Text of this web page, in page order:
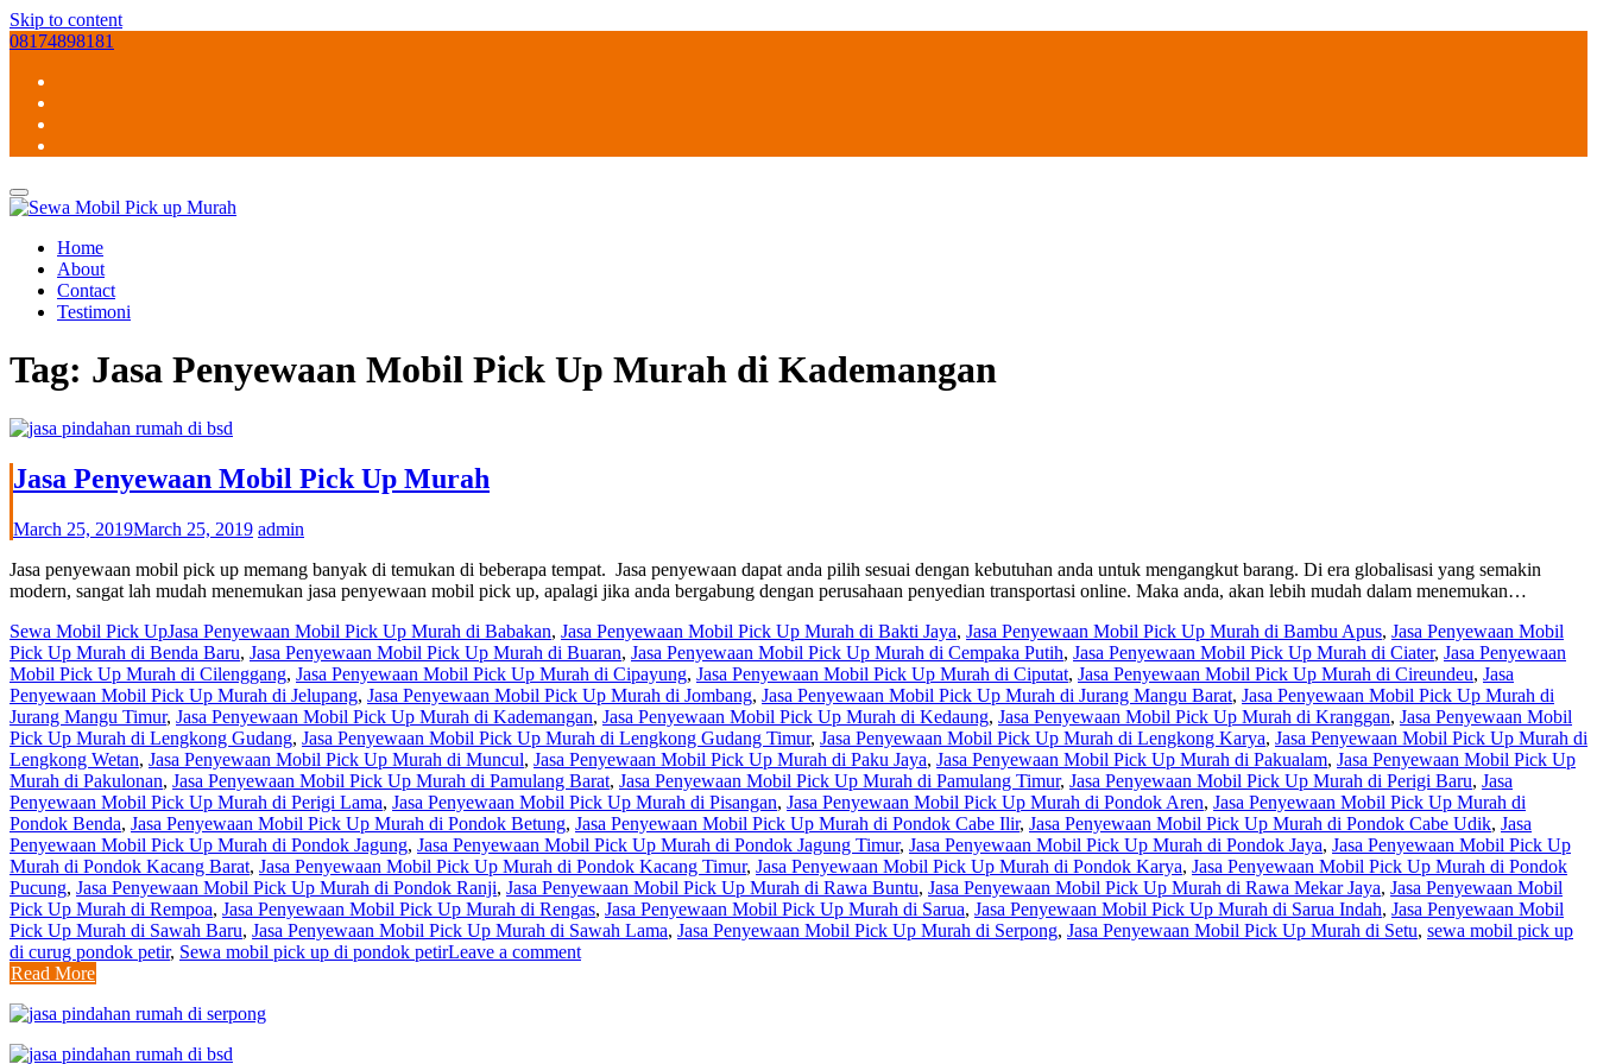
Skip to content
08174898181
Home
About
Contact
Testimoni
Tag: Jasa Penyewaan Mobil Pick Up Murah di Kademangan
Jasa Penyewaan Mobil Pick Up Murah
March 25, 2019March 25, 2019 admin
Jasa penyewaan mobil pick up memang banyak di temukan di beberapa tempat. Jasa penyewaan dapat anda pilih sesuai dengan kebutuhan anda untuk mengangkut barang. Di era globalisasi yang semakin
modern, sangat lah mudah menemukan jasa penyewaan mobil pick up, apalagi jika anda bergabung dengan perusahaan penyedian transportasi online. Maka anda, akan lebih mudah dalam menemukan…
Sewa Mobil Pick UpJasa Penyewaan Mobil Pick Up Murah di Babakan, Jasa Penyewaan Mobil Pick Up Murah di Bakti Jaya, Jasa Penyewaan Mobil Pick Up Murah di Bambu Apus, Jasa Penyewaan Mobil
Pick Up Murah di Benda Baru, Jasa Penyewaan Mobil Pick Up Murah di Buaran, Jasa Penyewaan Mobil Pick Up Murah di Cempaka Putih, Jasa Penyewaan Mobil Pick Up Murah di Ciater, Jasa Penyewaan
Mobil Pick Up Murah di Cilenggang, Jasa Penyewaan Mobil Pick Up Murah di Cipayung, Jasa Penyewaan Mobil Pick Up Murah di Ciputat, Jasa Penyewaan Mobil Pick Up Murah di Cireundeu, Jasa
Penyewaan Mobil Pick Up Murah di Jelupang, Jasa Penyewaan Mobil Pick Up Murah di Jombang, Jasa Penyewaan Mobil Pick Up Murah di Jurang Mangu Barat, Jasa Penyewaan Mobil Pick Up Murah di
Jurang Mangu Timur, Jasa Penyewaan Mobil Pick Up Murah di Kademangan, Jasa Penyewaan Mobil Pick Up Murah di Kedaung, Jasa Penyewaan Mobil Pick Up Murah di Kranggan, Jasa Penyewaan Mobil
Pick Up Murah di Lengkong Gudang, Jasa Penyewaan Mobil Pick Up Murah di Lengkong Gudang Timur, Jasa Penyewaan Mobil Pick Up Murah di Lengkong Karya, Jasa Penyewaan Mobil Pick Up Murah di
Lengkong Wetan, Jasa Penyewaan Mobil Pick Up Murah di Muncul, Jasa Penyewaan Mobil Pick Up Murah di Paku Jaya, Jasa Penyewaan Mobil Pick Up Murah di Pakualam, Jasa Penyewaan Mobil Pick Up
Murah di Pakulonan, Jasa Penyewaan Mobil Pick Up Murah di Pamulang Barat, Jasa Penyewaan Mobil Pick Up Murah di Pamulang Timur, Jasa Penyewaan Mobil Pick Up Murah di Perigi Baru, Jasa
Penyewaan Mobil Pick Up Murah di Perigi Lama, Jasa Penyewaan Mobil Pick Up Murah di Pisangan, Jasa Penyewaan Mobil Pick Up Murah di Pondok Aren, Jasa Penyewaan Mobil Pick Up Murah di
Pondok Benda, Jasa Penyewaan Mobil Pick Up Murah di Pondok Betung, Jasa Penyewaan Mobil Pick Up Murah di Pondok Cabe Ilir, Jasa Penyewaan Mobil Pick Up Murah di Pondok Cabe Udik, Jasa
Penyewaan Mobil Pick Up Murah di Pondok Jagung, Jasa Penyewaan Mobil Pick Up Murah di Pondok Jagung Timur, Jasa Penyewaan Mobil Pick Up Murah di Pondok Jaya, Jasa Penyewaan Mobil Pick Up
Murah di Pondok Kacang Barat, Jasa Penyewaan Mobil Pick Up Murah di Pondok Kacang Timur, Jasa Penyewaan Mobil Pick Up Murah di Pondok Karya, Jasa Penyewaan Mobil Pick Up Murah di Pondok
Pucung, Jasa Penyewaan Mobil Pick Up Murah di Pondok Ranji, Jasa Penyewaan Mobil Pick Up Murah di Rawa Buntu, Jasa Penyewaan Mobil Pick Up Murah di Rawa Mekar Jaya, Jasa Penyewaan Mobil
Pick Up Murah di Rempoa, Jasa Penyewaan Mobil Pick Up Murah di Rengas, Jasa Penyewaan Mobil Pick Up Murah di Sarua, Jasa Penyewaan Mobil Pick Up Murah di Sarua Indah, Jasa Penyewaan Mobil
Pick Up Murah di Sawah Baru, Jasa Penyewaan Mobil Pick Up Murah di Sawah Lama, Jasa Penyewaan Mobil Pick Up Murah di Serpong, Jasa Penyewaan Mobil Pick Up Murah di Setu, sewa mobil pick up
di curug pondok petir, Sewa mobil pick up di pondok petirLeave a comment
Read More